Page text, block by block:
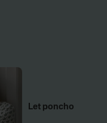
Let poncho